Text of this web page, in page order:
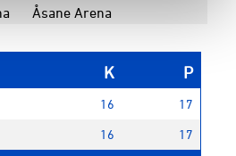
Åsane Arena
K P
16
17
16
17